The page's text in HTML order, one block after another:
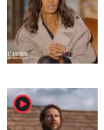
player2